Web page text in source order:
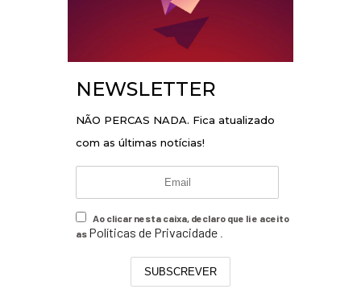
NEWSLETTER
NÃO PERCAS NADA. Fica atualizado
com as últimas notícias!
Ao clicar nesta caixa, declaro que li e aceito
as Políticas de Privacidade
SUBSCREVER